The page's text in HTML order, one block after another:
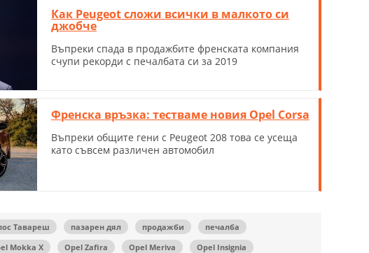
Как Peugeot сложи всички в малкото си
джобче
Въпреки спада в продажбите френската компания
счупи рекорди с печалбата си за 2019
Френска връзка: тестваме новия Opel Corsa
Въпреки общите гени с Peugeot 208 това се усеща
като съвсем различен автомобил
Тавареш пазарен дял продажби
печалба
Mokka X Opel Zafira Opel Meriva
Opel Insignia